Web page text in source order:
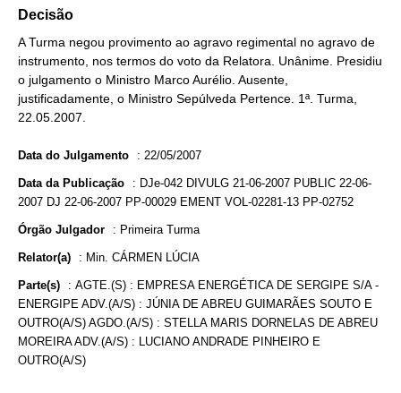
Decisão
A Turma negou provimento ao agravo regimental no agravo de
instrumento, nos termos do voto da Relatora. Unânime. Presidiu
o julgamento o Ministro Marco Aurélio. Ausente,
justificadamente, o Ministro Sepúlveda Pertence. 1ª. Turma,
22.05.2007.
Data do Julgamento : 22/05/2007
Data da Publicação : DJe-042 DIVULG 21-06-2007 PUBLIC 22-06-
2007 DJ 22-06-2007 PP-00029 EMENT VOL-02281-13 PP-02752
Órgão Julgador : Primeira Turma
Relator(a) : Min. CÁRMEN LÚCIA
Parte(s) : AGTE.(S) : EMPRESA ENERGÉTICA DE SERGIPE S/A -
ENERGIPE ADV.(A/S) : JÚNIA DE ABREU GUIMARÃES SOUTO E
OUTRO(A/S) AGDO.(A/S) : STELLA MARIS DORNELAS DE ABREU
MOREIRA ADV.(A/S) : LUCIANO ANDRADE PINHEIRO E
OUTRO(A/S)